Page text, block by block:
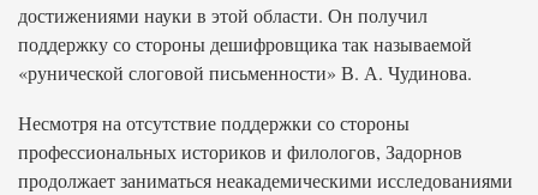
достижениями науки в этой области. Он получил
поддержку со стороны дешифровщика так называемой
«рунической слоговой письменности» В. А. Чудинова.
Несмотря на отсутствие поддержки со стороны
профессиональных историков и филологов, Задорнов
продолжает заниматься неакадемическими исследованиями